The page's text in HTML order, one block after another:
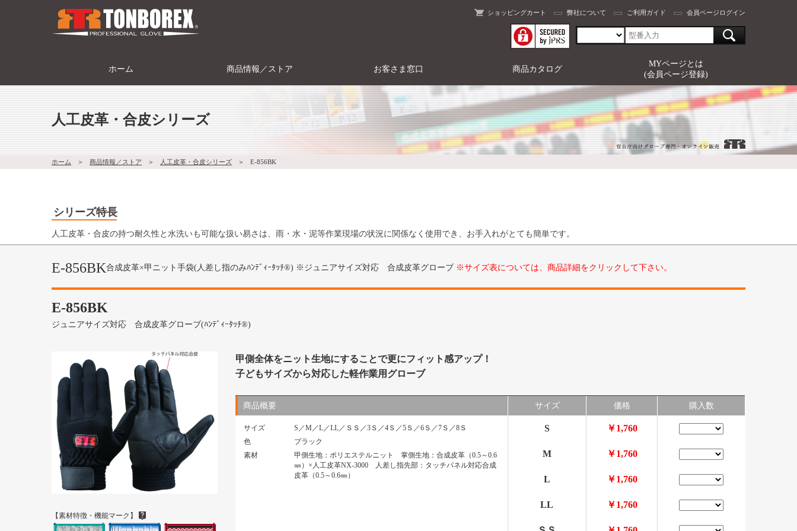
ショッピングカート 弊社について ご利用ガイド 会員ページログイン
ホーム 商品情報／ストア お客さま窓口 商品カタログ
MYページとは
(会員ページ登録)
人工皮革・合皮シリーズ
ホーム ＞ 商品情報／ストア ＞ 人工皮革・合皮シリーズ ＞ E-856BK
シリーズ特長
人工皮革・合皮の持つ耐久性と水洗いも可能な扱い易さは、雨・水・泥等作業現場の状況に関係なく使用でき、お手入れがとても簡単です。
E-856BK合成皮革×甲ニット手袋(人差し指のみﾊﾝﾃﾞｨｰﾀｯﾁ®) ※ジュニアサイズ対応 合成皮革グローブ ※サイズ表については、商品詳細をクリックして下さい。
E-856BK
ジュニアサイズ対応 合成皮革グローブ(ﾊﾝﾃﾞｨｰﾀｯﾁ®)
【素材特徴・機能マーク】
甲側全体をニット生地にすることで更にフィット感アップ！
子どもサイズから対応した軽作業用グローブ
商品概要
サイズ
S／M／L／LL／ＳＳ／3Ｓ／4Ｓ／5Ｓ／6Ｓ／7Ｓ／8Ｓ
色
ブラック
素材
甲側生地：ポリエステルニット 掌側生地：合成皮革（0.5～0.6
㎜）×人工皮革NX-3000 人差し指先部：タッチパネル対応合成
皮革（0.5～0.6㎜）
サイズ 価格 購入数
S ￥1,760
M ￥1,760
L ￥1,760
LL ￥1,760